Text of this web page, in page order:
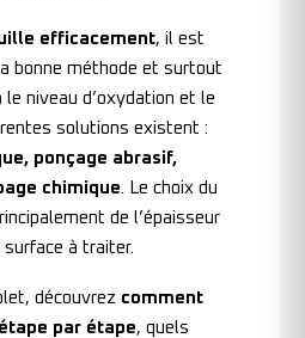
efficacement, il est
bonne méthode et surtout
le niveau d’oxydation et le
solutions existent :
ponçage abrasif,
chimique. Le choix du
de l’épaisseur
à traiter.
découvrez comment
par étape, quels